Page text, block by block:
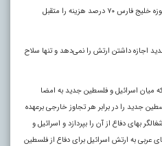
اتحادیه اروپا ۱۰ درصد و کشورهای عربی حوزه خلیج فارس ۷۰ درصد هزینه را متقبل
اجازه داشتن ارتش را نمی‌دهد و تنها سلاح
اسرائیل و فلسطین جدید به امضا
جدید را در برابر هر تجاوز خارجی برعهده
بهای دفاع از آن را بپردازد و اسرائیل و
عربی به ارتش اسرائیل برای دفاع از فلسطین